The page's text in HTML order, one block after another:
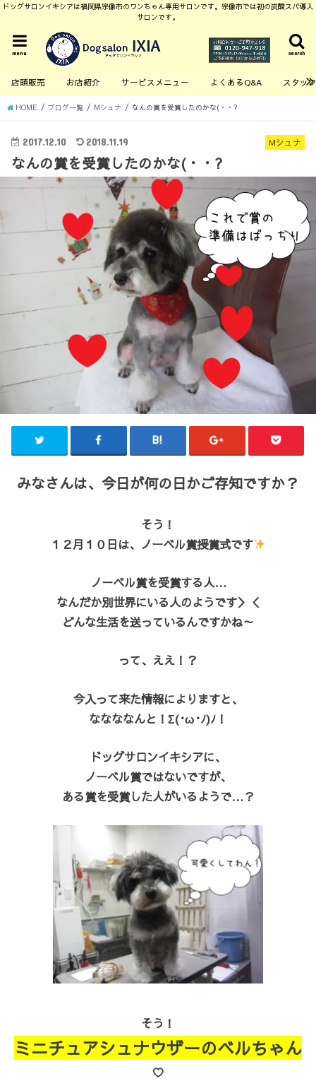
ドッグサロンイキシアは福岡県宗像市のワンちゃん専用サロンです。宗像市では初の炭酸スパ導入
サロンです。
search
menu
店頭販売 お店紹介 サービスメニュー よくあるQ&A スタッ
HOME ブログ一覧 Mシュナ なんの賞を受賞したのかな(・・?
Mシュナ
2017.12.10 2018.11.19
なんの賞を受賞したのかな(・・?
みなさんは、今日が何の日かご存知ですか？
そう！
１２月１０日は、ノーベル賞授賞式です
ノーベル賞を受賞する人…
なんだか別世界にいる人のようです＞＜
どんな生活を送っているんですかね～
って、ええ！？
今入って来た情報によりますと、
ななななんと！Σ(･ω･ﾉ)ﾉ！
ドッグサロンイキシアに、
ノーベル賞ではないですが、
ある賞を受賞した人がいるようで…？
そう！
ミニチュアシュナウザーのベルちゃん
♡